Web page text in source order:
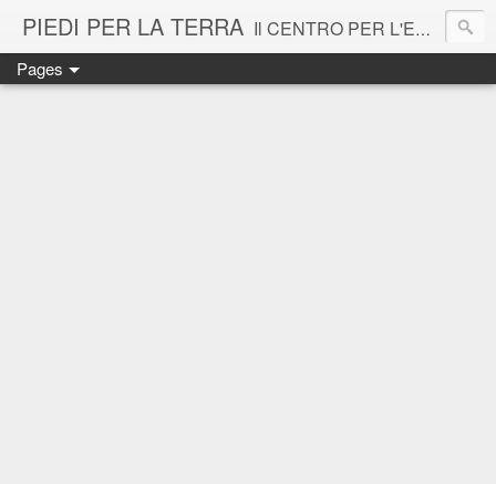
PIEDI PER LA TERRA Il CENTRO PER L'EDUCAZIONE ECOLOGICA - Comunità Rurale Urbana Vigna di San Martino - si propone come spazio laboratorio per il recupero e la condivisione della cultura della Terra secondo l'approccio Sistemico all' Ecologia: tra formazione, agricoltura, arte e pratiche della sostenibilità. Si rivolge a tutta la cittadinanza ed in particolare ai bambini. La Vigna di San Martino, cuore verde bio di sette ettari nel centro storico di Napoli, antico podere Certosa, è patrimonio dell'UNESCO.
Pages